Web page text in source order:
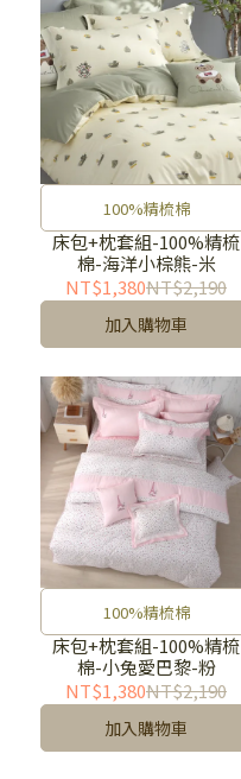
100%精梳棉
床包+枕套組-100%精梳
棉-海洋小棕熊-米
NT$1,380NT$2,190
加入購物車
100%精梳棉
床包+枕套組-100%精梳
棉-小兔愛巴黎-粉
NT$1,380NT$2,190
加入購物車